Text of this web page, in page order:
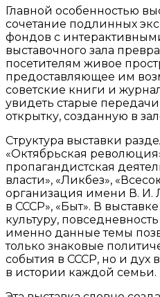
Главной особенностью
сочетание подлинных
фондов с
выставочного зала
посетителям живое
предоставляющее им
советские книги и
увидеть старые передачи
открытку, созданную в
Структура выставки
«Октябрьская
пропагандистская
власти», «Ликбез»,
организация имени В. И.
в СССР», «Быт». В
культуру,
именно данные темы
только знаковые
события в СССР, но и дух
в истории каждой семьи.